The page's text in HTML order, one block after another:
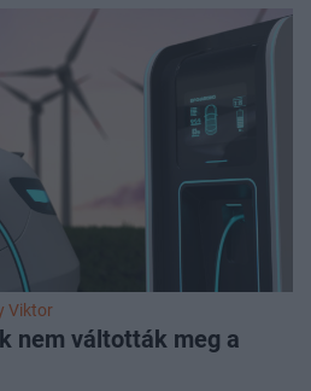
A legtöbbet továbbra is
egyre jobban zárkóznak fel a
- beleértve a teljesen
le van maradva.
Viktor
nem váltották meg a